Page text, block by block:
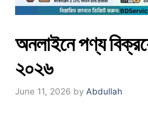
অনলাইনে পণ্য
২০২৬
June 11, 2026 by Abdullah